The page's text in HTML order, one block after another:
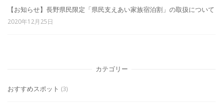
【お知らせ】長野県民限定「県民支えあい家族宿泊割」の取扱について
2020年12月25日
カテゴリー
おすすめスポット (3)